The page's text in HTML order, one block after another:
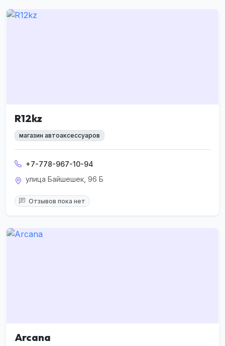
R12kz
магазин автоаксессуаров
+7-778-967-10-94
улица Байшешек, 96 Б
Отзывов пока нет
Arcana